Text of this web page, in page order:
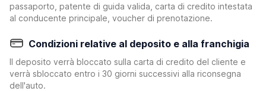
passaporto, patente di guida valida, carta di credito intestata
al conducente principale, voucher di prenotazione.
Condizioni relative al deposito e alla franchigia
Il deposito verrà bloccato sulla carta di credito del cliente e
verrà sbloccato entro i 30 giorni successivi alla riconsegna
dell'auto.